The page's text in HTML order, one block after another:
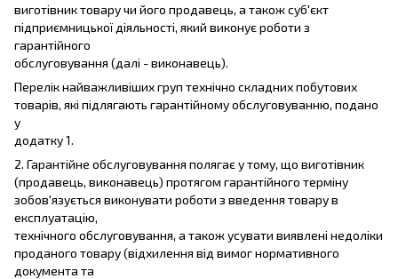
виготівник товару чи його продавець, а також суб'єкт
підприємницької діяльності, який виконує роботи з
гарантійного
обслуговування (далі - виконавець).
Перелік найважливіших груп технічно складних побутових
товарів, які підлягають гарантійному обслуговуванню, подано
у
додатку 1.
2. Гарантійне обслуговування полягає у тому, що виготівник
(продавець, виконавець) протягом гарантійного терміну
зобов'язується виконувати роботи з введення товару в
експлуатацію,
технічного обслуговування, а також усувати виявлені недоліки
проданого товару (відхилення від вимог нормативного
документа та